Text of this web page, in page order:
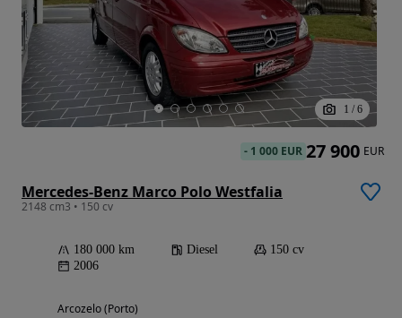
1 / 6
Mercedes-Benz Marco Polo Westfalia
2148 cm3 • 150 cv
180 000 km Diesel
150 cv
2006
Arcozelo (Porto)
- 1 000 EUR 27 900 EUR